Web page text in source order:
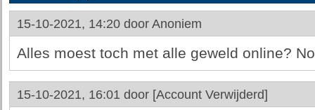
15-10-2021, 14:20 door Anoniem
Alles moest toch met alle geweld online?
15-10-2021, 16:01 door [Account Verwijderd]